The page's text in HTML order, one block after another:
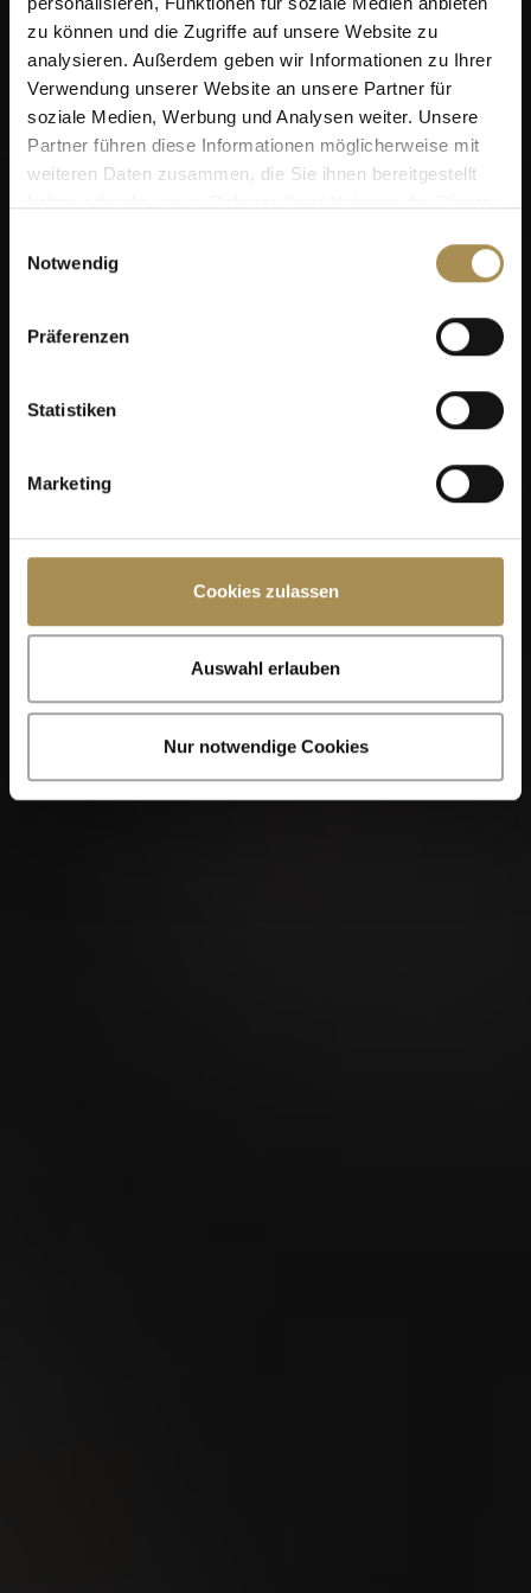
zu können und die Zugriffe auf unsere Website zu
analysieren. Außerdem geben wir Informationen zu Ihrer
Verwendung unserer Website an unsere Partner für
soziale Medien, Werbung und Analysen weiter. Unsere
Partner führen diese Informationen möglicherweise mit
weiteren Daten zusammen, die Sie ihnen bereitgestellt
Notwendig
Präferenzen
Statistiken
Marketing
Cookies zulassen
Auswahl erlauben
Nur notwendige Cookies